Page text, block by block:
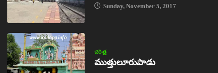
Sunday, November 5, 2017
చరిత్ర
ముత్తులూరుపాడు